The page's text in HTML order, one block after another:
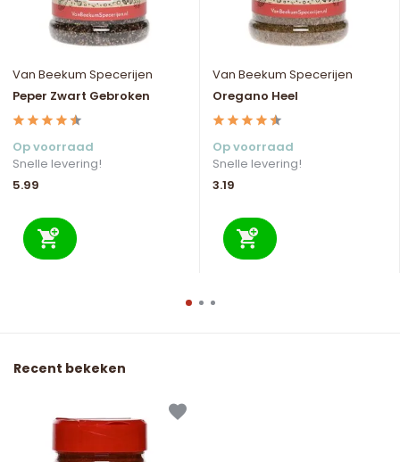
Van Beekum Specerijen
Peper Zwart Gebroken
Op voorraad
Snelle levering!
5.99
Van Beekum Specerijen
Oregano Heel
Op voorraad
Snelle levering!
3.19
Recent bekeken